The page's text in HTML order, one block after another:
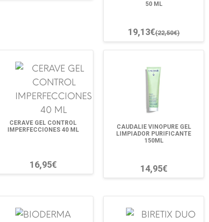
50 ML
19,13€(22,50€)
CERAVE GEL CONTROL
IMPERFECCIONES 40 ML
16,95€
CAUDALIE VINOPURE GEL
LIMPIADOR PURIFICANTE
150ML
14,95€